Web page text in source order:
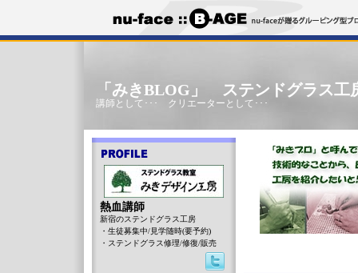
「みきBLOG」 ステンドグラス工
講師として･･･ クリエーターとして･･･
熱血講師
新宿のステンドグラス工房
・生徒募集中/見学随時(要予約)
・ステンドグラス修理/修復/販売